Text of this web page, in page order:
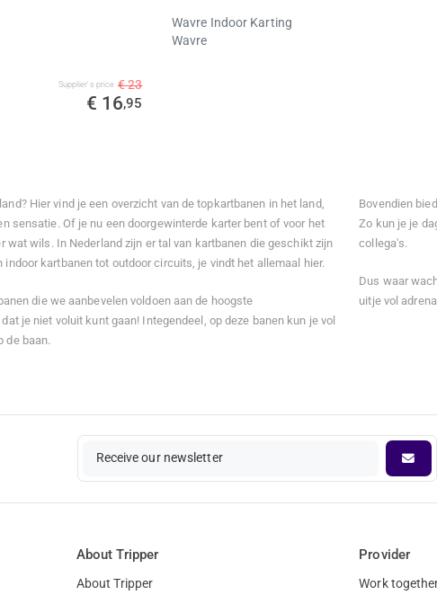
Supplier's price € 23
€ 16,95
Wavre Indoor Karting
Wavre
Hier vind je een overzicht van de topkartbanen in het land,
sensatie. Of je nu een doorgewinterde karter bent of voor het
wat wils. In Nederland zijn er tal van kartbanen die geschikt zijn
indoor kartbanen tot outdoor circuits, je vindt het allemaal hier.
die we aanbevelen voldoen aan de hoogste
je niet voluit kunt gaan! Integendeel, op deze banen kun je vol
de baan.
Bovendien
Zo kun je je
collega's.
Dus waar
uitje vol
Receive our newsletter
About Tripper
About Tripper
Provider
Work